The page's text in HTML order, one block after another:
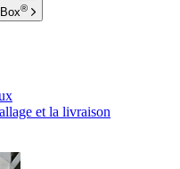
®
et la livraison